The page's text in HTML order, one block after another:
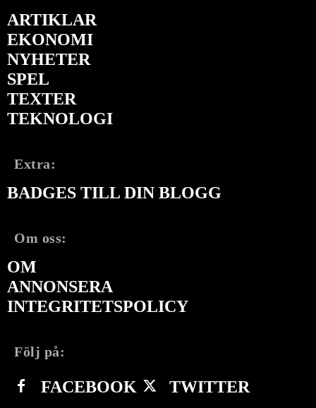
ARTIKLAR
EKONOMI
NYHETER
SPEL
TEXTER
TEKNOLOGI
Extra:
BADGES TILL DIN BLOGG
Om oss:
OM
ANNONSERA
INTEGRITETSPOLICY
Följ på:
FACEBOOK TWITTER